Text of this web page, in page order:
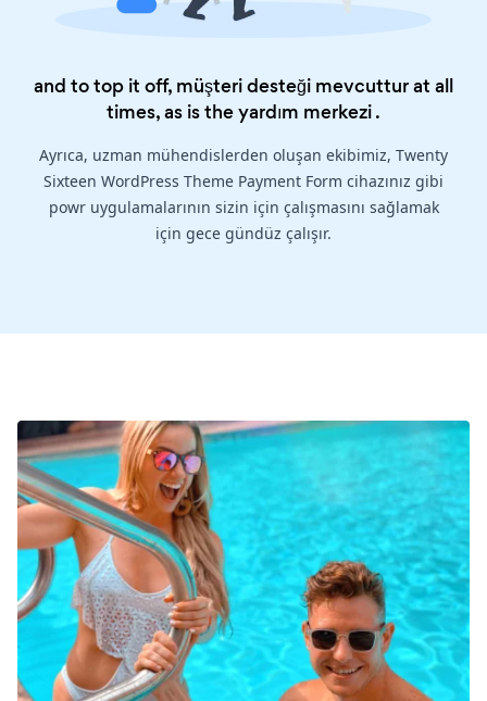
and to top it off, müşteri desteği mevcuttur at all
times, as is theyardım merkezi.
Ayrıca, uzman mühendislerden oluşan ekibimiz, Twenty
Sixteen WordPress Theme Payment Form cihazınız gibi
powr uygulamalarının sizin için çalışmasını sağlamak
için gece gündüz çalışır.